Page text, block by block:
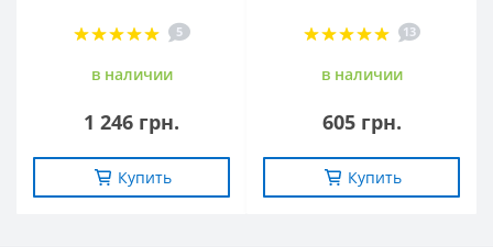
5
в наличии
1 246 грн.
Купить
13
в наличии
605 грн.
Купить